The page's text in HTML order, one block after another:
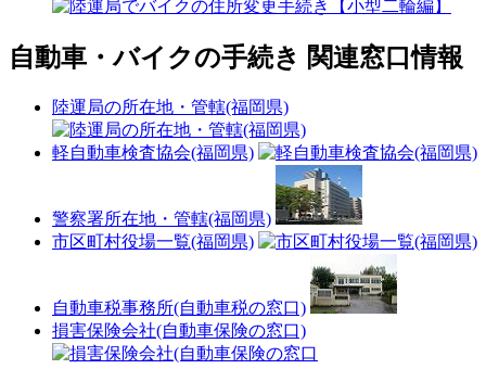
自動車・バイクの手続き 関連窓口情報
陸運局の所在地・管轄(福岡県)
軽自動車検査協会(福岡県)
警察署所在地・管轄(福岡県)
市区町村役場一覧(福岡県)
自動車税事務所(自動車税の窓口)
損害保険会社(自動車保険の窓口)